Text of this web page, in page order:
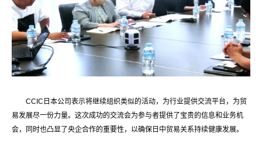
CCIC日本公司表示将继续组织类似的活动，为行业提供交流平台，为贸
易发展尽一份力量。这次成功的交流会为参与者提供了宝贵的信息和业务机
会，同时也凸显了央企合作的重要性，以确保日中贸易关系持续健康发展。